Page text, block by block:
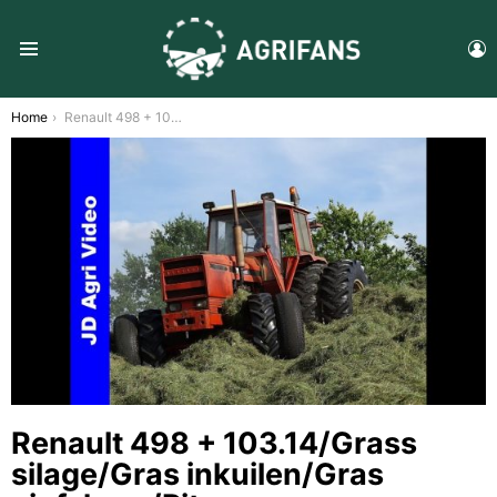
You are here:
Home Renault 498 + 103.14/Grass silage/Gras inkuilen/Gras einfahren/Pit work/Doornspijk/2017
Renault 498 + 103.14/Grass
silage/Gras inkuilen/Gras